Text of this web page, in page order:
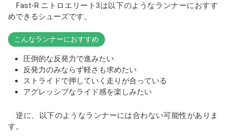
Fast-R ニトロエリート3は以下のようなランナーにおすす
めできるシューズです。
こんなランナーにおすすめ
圧倒的な反発力で進みたい
反発力のみならず軽さも求めたい
ストライドで押していく走りが合っている
アグレッシブなライド感を楽しみたい
逆に、以下のようなランナーには合わない可能性がありま
す。